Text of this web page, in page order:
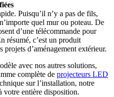
Puisqu’il n’y a pas de fils,
quel mur ou poteau. De
d’une télécommande pour
résumé, c’est un produit
projets d’aménagement extérieur.
avec nos autres solutions,
complète de projecteurs LED
sur l’installation, notre
votre entière disposition.